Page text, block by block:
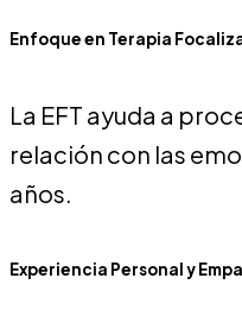
Enfoque en Terapia
La EFT ayuda a
relación con las
años.
Experiencia Personal y